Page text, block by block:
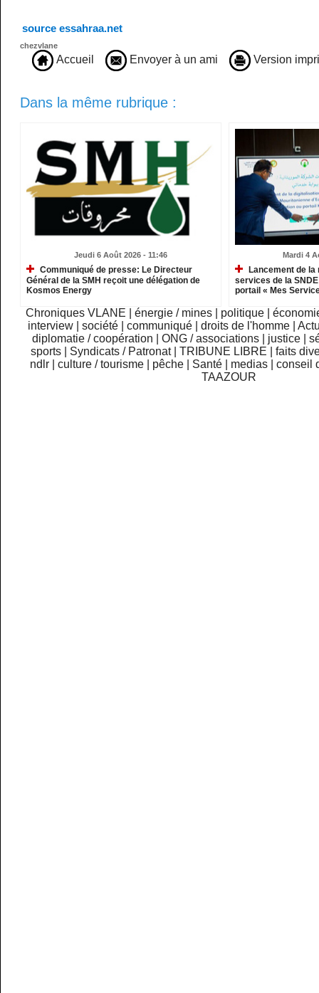
source essahraa.net
chezvlane
Accueil Envoyer à un ami Version
Dans la même rubrique :
Jeudi 6 Août 2026 - 11:46
Communiqué de presse: Le Directeur
Général de la SMH reçoit une délégation de
Kosmos Energy
Mardi 4
Lancement de
services de la
portail « Mes
Chroniques VLANE énergie / mines politique
interview
|société |communiqué |droits de l'homme |
diplomatie / coopération
ONG / associations justice
sports
Syndicats / Patronat TRIBUNE LIBRE
faits
ndlr
|culture / tourisme pêche Santé medias |conseil
TAAZOUR